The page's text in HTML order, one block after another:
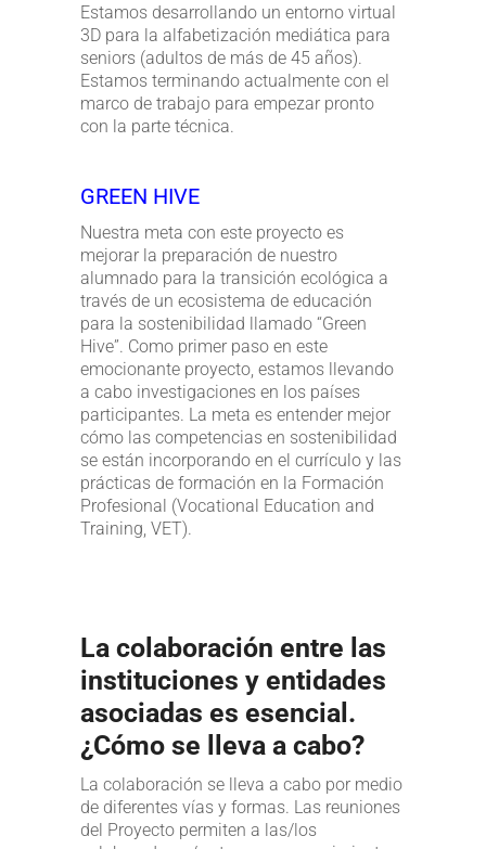
Estamos desarrollando un entorno virtual
3D para la alfabetización mediática para
seniors (adultos de más de 45 años).
Estamos terminando actualmente con el
marco de trabajo para empezar pronto
con la parte técnica.
GREEN HIVE
Nuestra meta con este proyecto es
mejorar la preparación de nuestro
alumnado para la transición ecológica a
través de un ecosistema de educación
para la sostenibilidad llamado “Green
Hive”. Como primer paso en este
emocionante proyecto, estamos llevando
a cabo investigaciones en los países
participantes. La meta es entender mejor
cómo las competencias en sostenibilidad
se están incorporando en el currículo y las
prácticas de formación en la Formación
Profesional (Vocational Education and
Training, VET).
La colaboración entre las
instituciones y entidades
asociadas es esencial.
¿Cómo se lleva a cabo?
La colaboración se lleva a cabo por medio
de diferentes vías y formas. Las reuniones
del Proyecto permiten a las/los